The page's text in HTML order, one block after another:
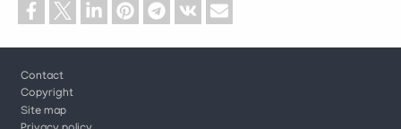
Footer
Contact
Copyright
Site map